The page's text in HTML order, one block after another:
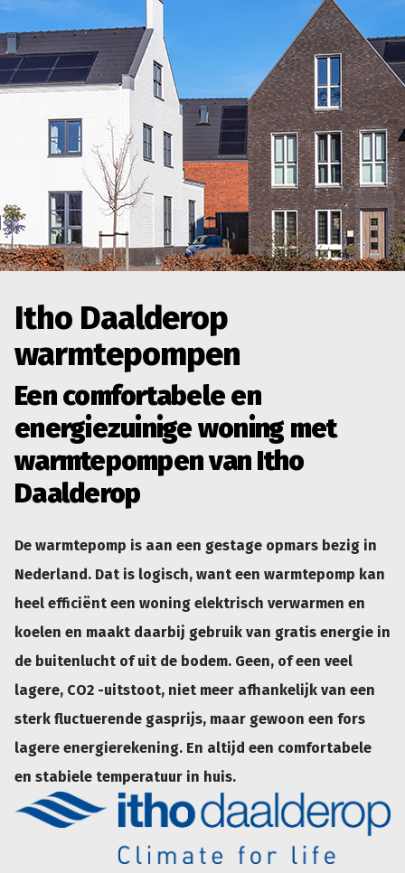
Itho Daalderop
warmtepompen
Een comfortabele en
energiezuinige woning met
warmtepompen van Itho
Daalderop
De warmtepomp is aan een gestage opmars bezig in
Nederland. Dat is logisch, want een warmtepomp kan
heel efficiënt een woning elektrisch verwarmen en
koelen en maakt daarbij gebruik van gratis energie in
de buitenlucht of uit de bodem. Geen, of een veel
lagere, CO2 -uitstoot, niet meer afhankelijk van een
sterk fluctuerende gasprijs, maar gewoon een fors
lagere energierekening. En altijd een comfortabele
en stabiele temperatuur in huis.